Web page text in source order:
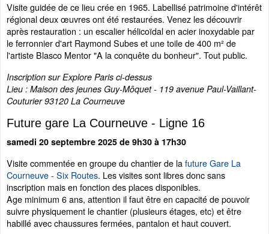
Visite guidée de ce lieu crée en 1965. Labellisé patrimoine d'intérêt
régional deux œuvres ont été restaurées. Venez les découvrir
après restauration : un escalier hélicoïdal en acier inoxydable par
le ferronnier d'art Raymond Subes et une toile de 400 m² de
l'artiste Blasco Mentor "A la conquête du bonheur". Tout public.
Inscription sur Explore Paris ci-dessus
Lieu : Maison des jeunes Guy-Môquet - 119 avenue Paul-Vaillant-
Couturier 93120 La Courneuve
Future gare La Courneuve - Ligne 16
samedi 20 septembre 2025 de 9h30 à 17h30
Visite commentée en groupe du chantier de lafuture Gare La
Courneuve - Six Routes. Les visites sont libres donc sans
inscription mais en fonction des places disponibles.
Age minimum 6 ans, attention il faut être en capacité de pouvoir
suivre physiquement le chantier (plusieurs étages, etc) et être
habillé avec chaussures fermées, pantalon et haut couvert.